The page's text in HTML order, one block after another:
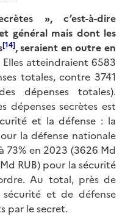
ètes », c’est-à-dire
général mais dont les
[14], seraient en outre en
Elles atteindraient 6583
totales, contre 3741
dépenses totales).
dépenses secrètes est
et la défense : la
la défense nationale
73% en 2023 (3626 Md
RUB) pour la sécurité
Au total, près de
et de défense
par le secret.